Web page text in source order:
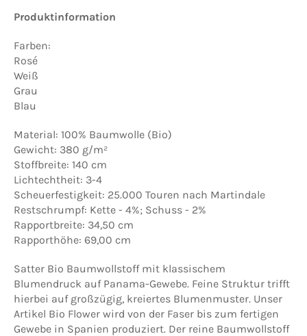
Produktinformation
Farben:
Rosé
Weiß
Grau
Blau
Material: 100% Baumwolle (Bio)
Gewicht: 380 g/m²
Stoffbreite: 140 cm
Lichtechtheit: 3-4
Scheuerfestigkeit: 25.000 Touren nach Martindale
Restschrumpf: Kette - 4%; Schuss - 2%
Rapportbreite: 34,50 cm
Rapporthöhe: 69,00 cm
Satter Bio Baumwollstoff mit klassischem
Blumendruck auf Panama-Gewebe. Feine Struktur trifft
hierbei auf großzügig, kreiertes Blumenmuster. Unser
Artikel Bio Flower wird von der Faser bis zum fertigen
Gewebe in Spanien produziert. Der reine Baumwollstoff